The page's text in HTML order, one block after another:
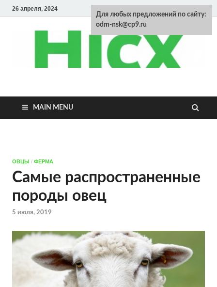
26 апреля, 2024
Энциклопедия
домашних
MAIN MENU
ОВЦЫ / ФЕРМА
Самые распространенные
породы овец
5 июля, 2019
Для любых предложений по сайту:
odm-nsk@cp9.ru